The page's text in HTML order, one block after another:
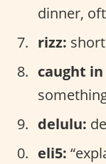
dinner,
rizz:
caught in
delulu:
eli5: